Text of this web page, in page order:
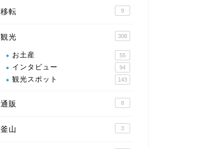
移転 9
観光 308
お土産 55
インタビュー 94
観光スポット 143
通販 8
釜山 3